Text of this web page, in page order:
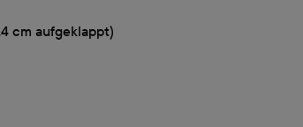
cm aufgeklappt)